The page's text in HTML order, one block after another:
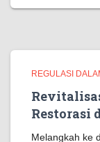
REGULASI
Restorasi
Melangkah ke